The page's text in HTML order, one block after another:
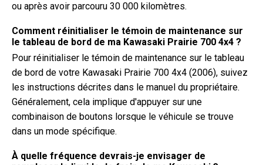
ou après avoir parcouru 30 000 kilomètres.
Comment réinitialiser le témoin de maintenance sur
le tableau de bord de ma Kawasaki Prairie 700 4x4 ?
Pour réinitialiser le témoin de maintenance sur le tableau
de bord de votre Kawasaki Prairie 700 4x4 (2006), suivez
les instructions décrites dans le manuel du propriétaire.
Généralement, cela implique d'appuyer sur une
combinaison de boutons lorsque le véhicule se trouve
dans un mode spécifique.
À quelle fréquence devrais-je envisager de